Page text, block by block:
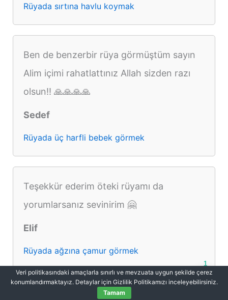
Rüyada sırtına havlu koymak
Ben de benzerbir rüya görmüştüm sayın
Alim içimi rahatlattınız Allah sizden razı
olsun!! 🙏🙏🙏🙏
Sedef
Rüyada üç harfli bebek görmek
Teşekkür ederim öteki rüyamı da
yorumlarsanız sevinirim 🤗
Elif
Rüyada ağzına çamur görmek
Veri politikasındaki amaçlarla sınırlı ve mevzuata uygun şekilde çerez
konumlandırmaktayız. Detaylar için Gizlilik Politikamızı inceleyebilirsiniz.
Tamam
1